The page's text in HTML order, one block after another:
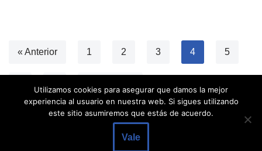
« Anterior 1 2 3 4 5
Siguiente »
Utilizamos cookies para asegurar que damos la mejor
experiencia al usuario en nuestra web. Si sigues utilizando
este sitio asumiremos que estás de acuerdo.
Vale